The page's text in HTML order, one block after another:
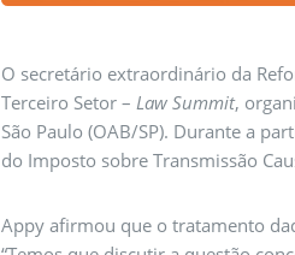
O secretário extraordinário da
Terceiro Setor – Law Summit,
São Paulo (OAB/SP). Durante a
do Imposto sobre Transmissão
Appy afirmou que o tratamento